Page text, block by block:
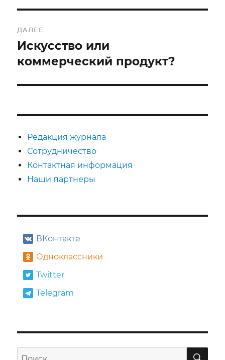
ДАЛЕЕ
Следующая
запись:
Искусство или
коммерческий продукт?
Редакция журнала
Сотрудничество
Контактная информация
Наши партнеры
ВКонтакте
Одноклассники
Twitter
Telegram
Искать: